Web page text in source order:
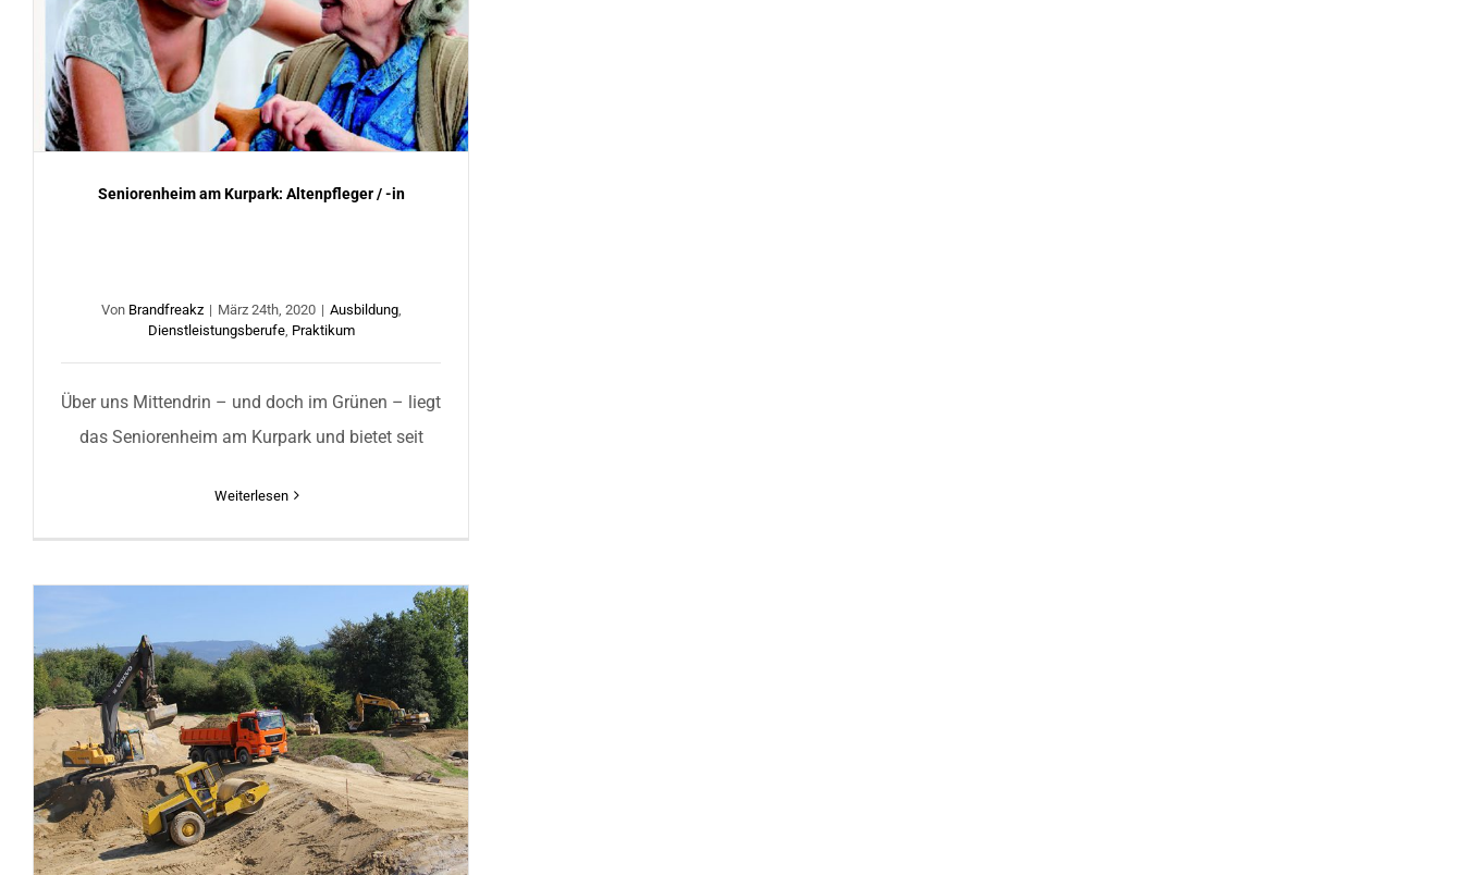
Seniorenheim am Kurpark: Altenpfleger / -in
Seniorenheim am Kurpark: Altenpfleger / -in
Von Brandfreakz | März 24th, 2020 | Ausbildung,
Dienstleistungsberufe, Praktikum
Über uns Mittendrin – und doch im Grünen – liegt
das Seniorenheim am Kurpark und bietet seit
Weiterlesen
HUBER-BAU GmbH & Co. KG: Maurer/in,
Strassenbauer/in und Baugeräteführer/in